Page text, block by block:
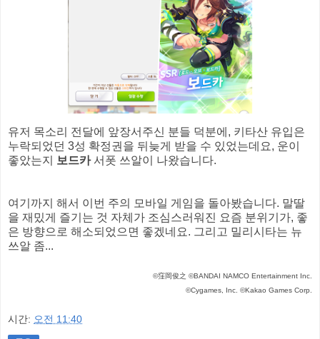
유저 목소리 전달에 앞장서주신 분들 덕분에, 키타산 유입은
누락되었던 3성 확정권을 뒤늦게 받을 수 있었는데요, 운이
좋았는지
보드카서폿 쓰알이 나왔습니다.
여기까지 해서 이번 주의 모바일 게임을 돌아봤습니다. 말딸
을 재밌게 즐기는 것 자체가 조심스러워진 요즘 분위기가, 좋
은 방향으로 해소되었으면 좋겠네요. 그리고 밀리시타는 뉴
쓰알 좀...
©窪岡俊之 ©BANDAI NAMCO Entertainment Inc.
©Cygames, Inc. ©Kakao Games Corp.
시간: 오전 11:40